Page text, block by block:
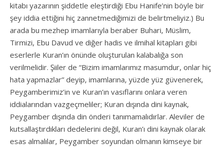
kitabı yazarının şiddetle eleştirdiği Ebu Hanife’nin böyle bir
şey iddia ettiğini hiç zannetmediğimizi de belirtmeliyiz.) Bu
arada bu mezhep imamlarıyla beraber Buhari, Müslim,
Tirmizi, Ebu Davud ve diğer hadis ve ilmihal kitapları gibi
eserlerle Kuran’ın önünde oluşturulan kalabalığa son
verilmelidir. Şiiler de “Bizim imamlarımız masumdur, onlar hiç
hata yapmazlar” deyip, imamlarına, yüzde yüz güvenerek,
Peygamberimiz’in ve Kuran’ın vasıflarını onlara veren
iddialarından vazgeçmeliler; Kuran dışında dini kaynak,
Peygamber dışında din önderi tanımamalıdırlar. Aleviler de
kutsallaştırdıkları dedelerini değil, Kuran’ı dini kaynak olarak
esas almalılar, Peygamber soyundan olmanın kimseye bir